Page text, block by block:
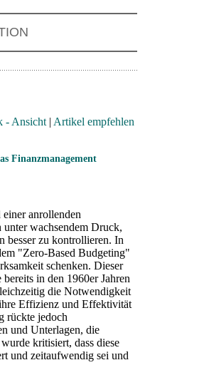
- Ansicht | Artikel empfehlen
Finanzmanagement
anrollenden
wachsendem Druck,
besser zu kontrollieren. In
"Zero-Based Budgeting"
schenken. Dieser
in den 1960er Jahren
die Notwendigkeit
Effizienz und Effektivität
rückte jedoch
und Unterlagen, die
kritisiert, dass diese
und zeitaufwendig sei und